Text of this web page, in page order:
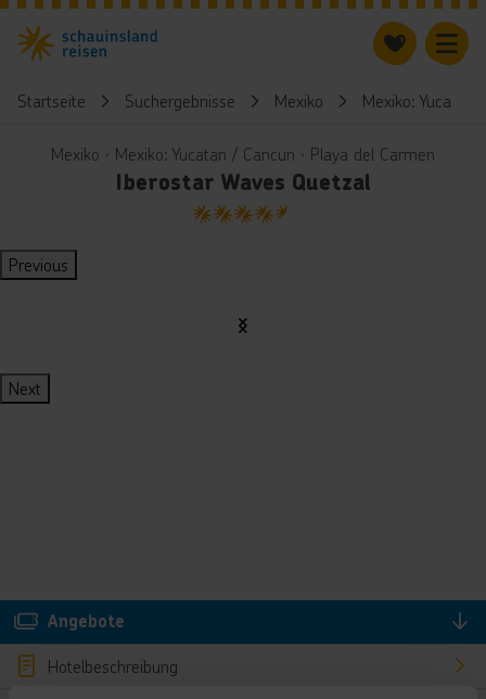
Startseite Suchergebnisse Mexiko Mexiko: Yucatan
Mexiko ∙ Mexiko: Yucatan / Cancun ∙ Playa del Carmen
Iberostar Waves Quetzal
4.5
Previous
Next
Angebote
Hotelbeschreibung